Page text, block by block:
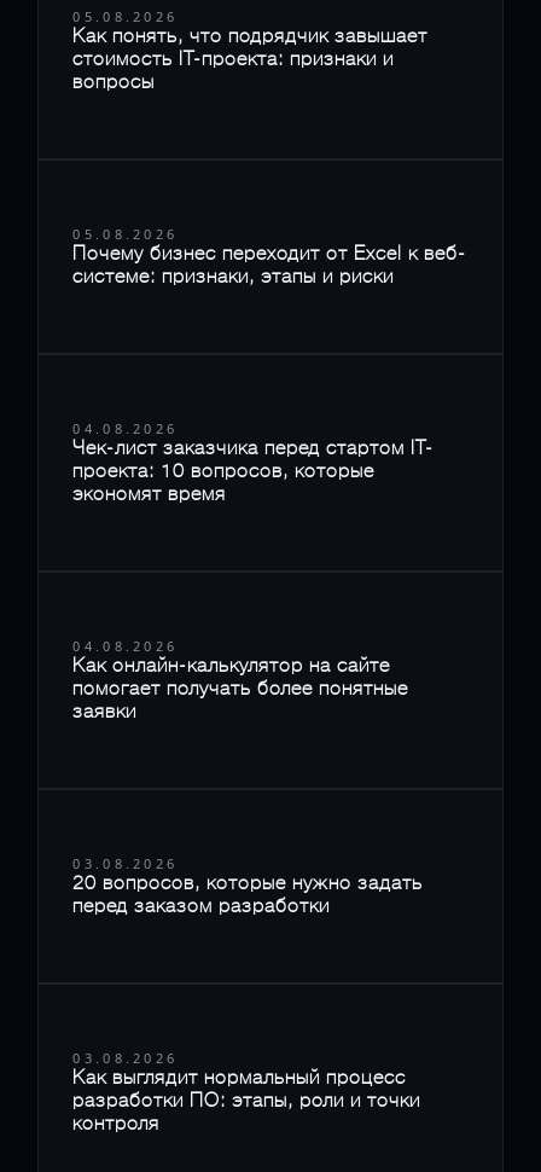
05.08.2026
Как понять, что подрядчик завышает
стоимость IT-проекта: признаки и
вопросы
05.08.2026
Почему бизнес переходит от Excel к веб-
системе: признаки, этапы и риски
04.08.2026
Чек-лист заказчика перед стартом IT-
проекта: 10 вопросов, которые
экономят время
04.08.2026
Как онлайн-калькулятор на сайте
помогает получать более понятные
заявки
03.08.2026
20 вопросов, которые нужно задать
перед заказом разработки
03.08.2026
Как выглядит нормальный процесс
разработки ПО: этапы, роли и точки
контроля